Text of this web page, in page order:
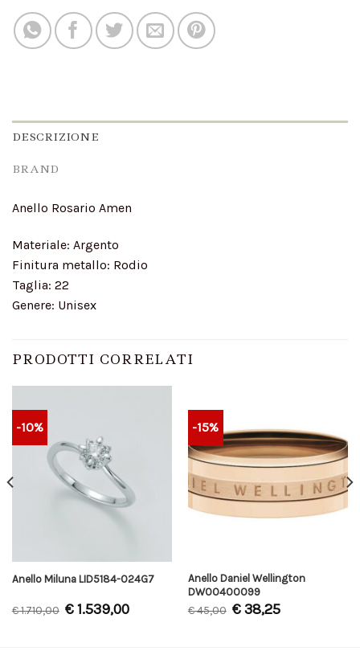
DESCRIZIONE
BRAND
Anello Rosario Amen
Materiale: Argento
Finitura metallo: Rodio
Taglia: 22
Genere: Unisex
PRODOTTI CORRELATI
-10%
Anello Miluna LID5184-024G7
€1.710,00 €1.539,00
-15%
Anello Daniel Wellington
DW00400099
€45,00 €38,25